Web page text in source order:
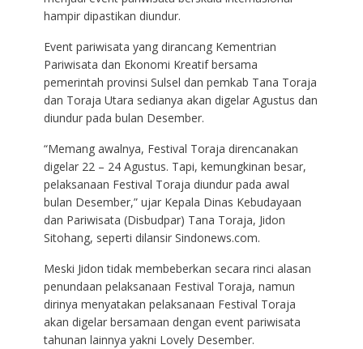
hampir dipastikan diundur.
Event pariwisata yang dirancang Kementrian
Pariwisata dan Ekonomi Kreatif bersama
pemerintah provinsi Sulsel dan pemkab Tana Toraja
dan Toraja Utara sedianya akan digelar Agustus dan
diundur pada bulan Desember.
“Memang awalnya, Festival Toraja direncanakan
digelar 22 – 24 Agustus. Tapi, kemungkinan besar,
pelaksanaan Festival Toraja diundur pada awal
bulan Desember,” ujar Kepala Dinas Kebudayaan
dan Pariwisata (Disbudpar) Tana Toraja, Jidon
Sitohang, seperti dilansir Sindonews.com.
Meski Jidon tidak membeberkan secara rinci alasan
penundaan pelaksanaan Festival Toraja, namun
dirinya menyatakan pelaksanaan Festival Toraja
akan digelar bersamaan dengan event pariwisata
tahunan lainnya yakni Lovely Desember.